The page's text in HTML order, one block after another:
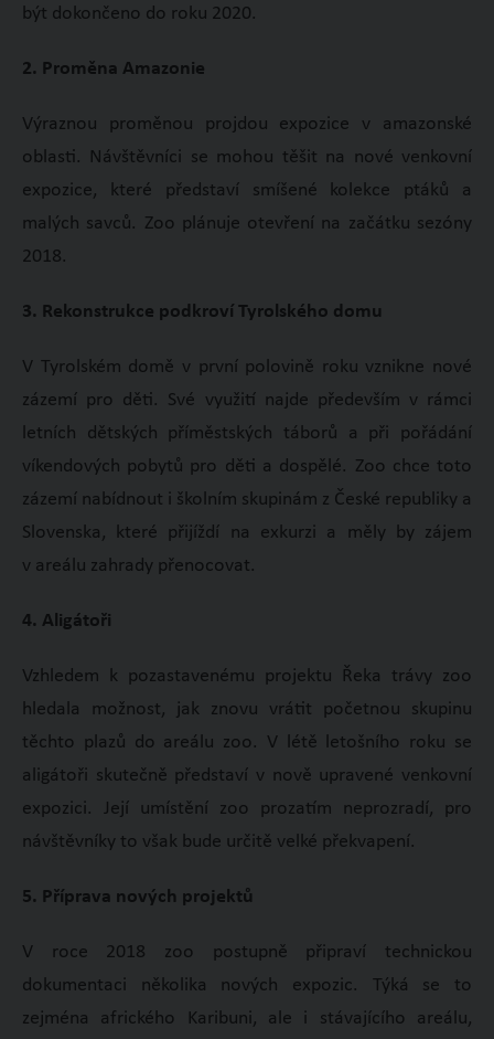
být dokončeno do roku 2020.
2. Proměna Amazonie
Výraznou proměnou projdou expozice v amazonské
oblasti. Návštěvníci se mohou těšit na nové venkovní
expozice, které představí smíšené kolekce ptáků a
malých savců. Zoo plánuje otevření na začátku sezóny
2018.
3. Rekonstrukce podkroví Tyrolského domu
V Tyrolském domě v první polovině roku vznikne nové
zázemí pro děti. Své využití najde především v rámci
letních dětských příměstských táborů a při pořádání
víkendových pobytů pro děti a dospělé. Zoo chce toto
zázemí nabídnout i školním skupinám z České republiky a
Slovenska, které přijíždí na exkurzi a měly by zájem
v areálu zahrady přenocovat.
4. Aligátoři
Vzhledem k pozastavenému projektu Řeka trávy zoo
hledala možnost, jak znovu vrátit početnou skupinu
těchto plazů do areálu zoo. V létě letošního roku se
aligátoři skutečně představí v nově upravené venkovní
expozici. Její umístění zoo prozatím neprozradí, pro
návštěvníky to však bude určitě velké překvapení.
5. Příprava nových projektů
V roce 2018 zoo postupně připraví technickou
dokumentaci několika nových expozic. Týká se to
zejména afrického Karibuni, ale i stávajícího areálu,